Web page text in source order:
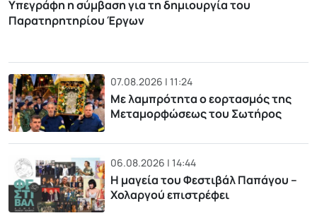
Υπεγράφη η σύμβαση για τη δημιουργία του
Παρατηρητηρίου Έργων
07.08.2026 | 11:24
Με λαμπρότητα ο εορτασμός της
Μεταμορφώσεως του Σωτήρος
06.08.2026 | 14:44
Η μαγεία του Φεστιβάλ Παπάγου –
Χολαργού επιστρέφει